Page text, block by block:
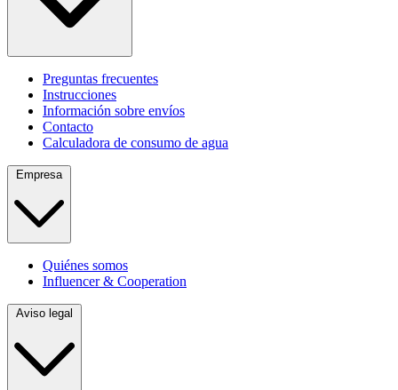
Preguntas frecuentes
Instrucciones
Información sobre envíos
Contacto
Calculadora de consumo de agua
Empresa
Quiénes somos
Influencer & Cooperation
Aviso legal